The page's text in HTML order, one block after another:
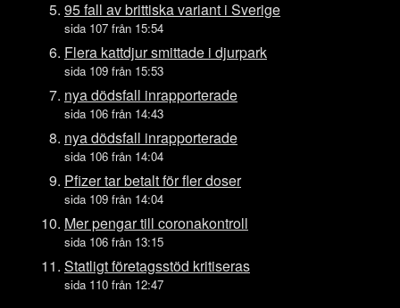
Sön 19 juli
Lör 18 juli
Fre 17 juli
Tors 16 juli
Ons 15 juli
Tis 14 juli
Mån 13 juli
Sön 12 juli
Fre 10 juli
Tors 9 juli
Ons 8 juli
95 fall av brittiska variant i Sverige
sida 107 från 15:54
Flera kattdjur smittade i djurpark
sida 109 från 15:53
nya dödsfall inrapporterade
sida 106 från 14:43
nya dödsfall inrapporterade
sida 106 från 14:04
Pfizer tar betalt för fler doser
sida 109 från 14:04
Mer pengar till coronakontroll
sida 106 från 13:15
Statligt företagsstöd kritiseras
sida 110 från 12:47